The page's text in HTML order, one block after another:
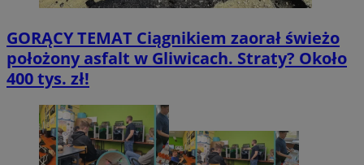
GORĄCY TEMAT Ciągnikiem zaorał świeżo
położony asfalt w Gliwicach. Straty? Około
400 tys. zł!